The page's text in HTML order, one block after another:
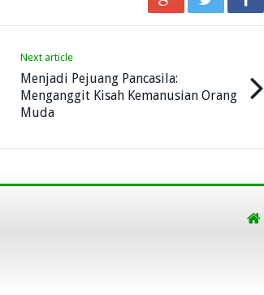
Next article
Menjadi Pejuang Pancasila:
Menganggit Kisah Kemanusian Orang
Muda